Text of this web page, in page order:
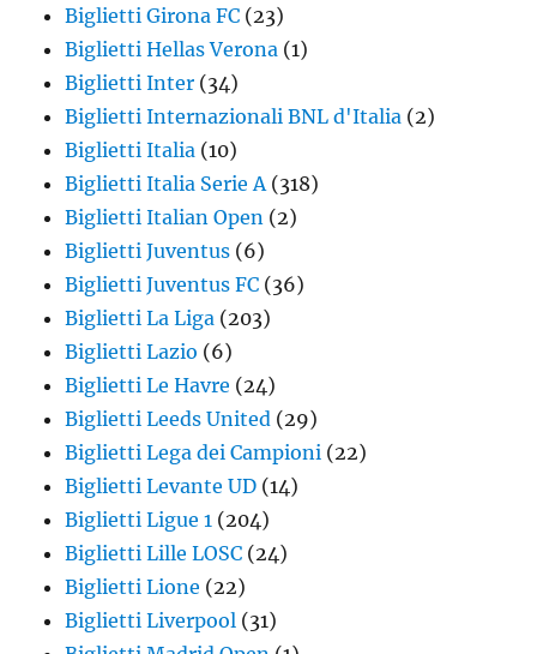
Biglietti Girona FC (23)
Biglietti Hellas Verona (1)
Biglietti Inter (34)
Biglietti Internazionali BNL d'Italia (2)
Biglietti Italia (10)
Biglietti Italia Serie A (318)
Biglietti Italian Open (2)
Biglietti Juventus (6)
Biglietti Juventus FC (36)
Biglietti La Liga (203)
Biglietti Lazio (6)
Biglietti Le Havre (24)
Biglietti Leeds United (29)
Biglietti Lega dei Campioni (22)
Biglietti Levante UD (14)
Biglietti Ligue 1 (204)
Biglietti Lille LOSC (24)
Biglietti Lione (22)
Biglietti Liverpool (31)